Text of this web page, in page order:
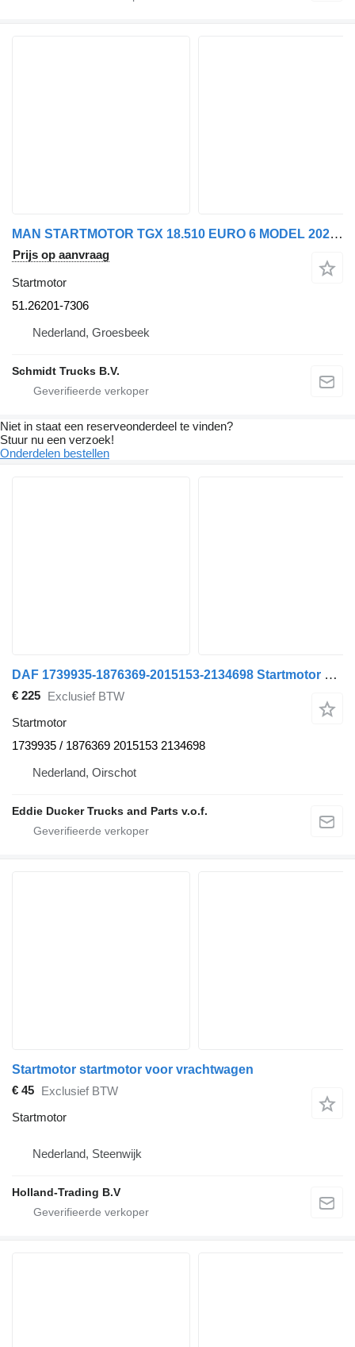
MAN STARTMOTOR TGX 18.510 EURO 6 MODEL 2022 51.26201-7306 voor vrachtwagen
Prijs op aanvraag
Startmotor
51.26201-7306
Nederland, Groesbeek
Schmidt Trucks B.V.
Niet in staat een reserveonderdeel te vinden?
Stuur nu een verzoek!
Onderdelen bestellen
DAF 1739935-1876369-2015153-2134698 Startmotor MX Nieuw CF85IV/XF105 voor DAF CF85 vrachtwagen
€ 225 Exclusief BTW
Startmotor
1739935 / 1876369 2015153 2134698
Nederland, Oirschot
Eddie Ducker Trucks and Parts v.o.f.
Startmotor startmotor voor vrachtwagen
€ 45 Exclusief BTW
Startmotor
Nederland, Steenwijk
Holland-Trading B.V